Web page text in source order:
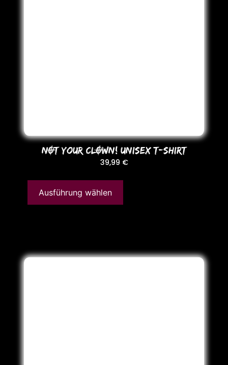
NOT YoUR CLOWN! UNISEX T-SHIRT
39,99 €
Ausführung wählen